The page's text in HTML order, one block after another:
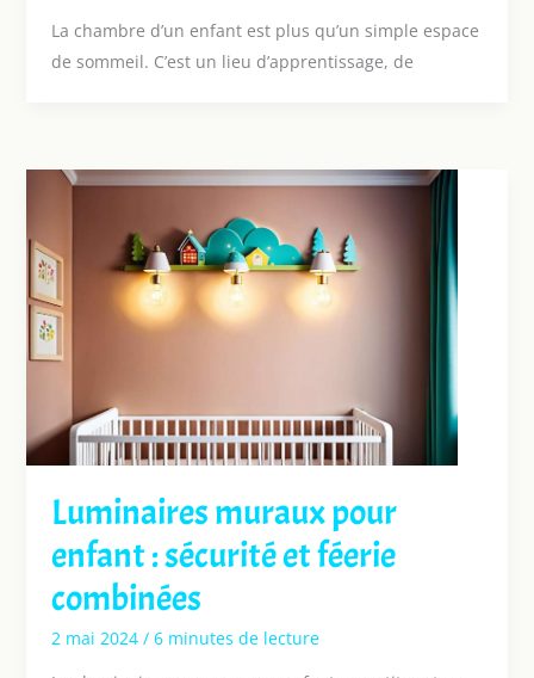
La chambre d’un enfant est plus qu’un simple espace
de sommeil. C’est un lieu d’apprentissage, de
Luminaires muraux pour
enfant : sécurité et féerie
combinées
2 mai 2024 / 6 minutes de lecture